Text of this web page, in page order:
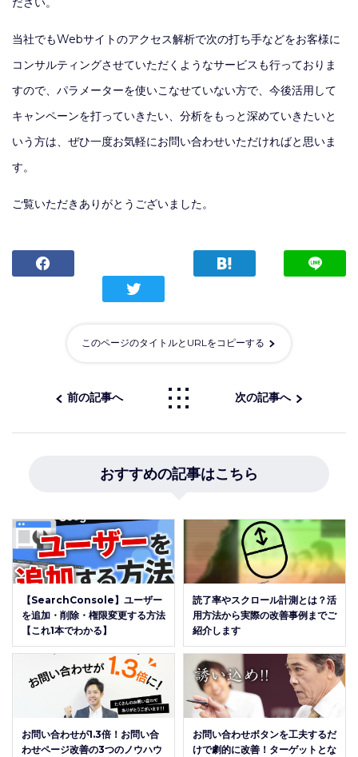
当社でもWebサイトのアクセス解析で次の打ち手などをお客様に
コンサルティングさせていただくようなサービスも行っておりま
すので、パラメーターを使いこなせていない方で、今後活用して
キャンペーンを打っていきたい、分析をもっと深めていきたいと
いう方は、ぜひ一度お気軽にお問い合わせいただければと思いま
す。
ご覧いただきありがとうございました。
このページのタイトルとURLをコピーする
前の記事へ 次の記事へ
おすすめの記事はこちら
【SearchConsole】ユーザー
を追加・削除・権限変更する方法
【これ1本でわかる】
読了率やスクロール計測とは？活
用方法から実際の改善事例までご
紹介します
お問い合わせが1.3倍！お問い合
わせページ改善の3つのノウハウ
お問い合わせボタンを工夫するだ
けで劇的に改善！ターゲットとな